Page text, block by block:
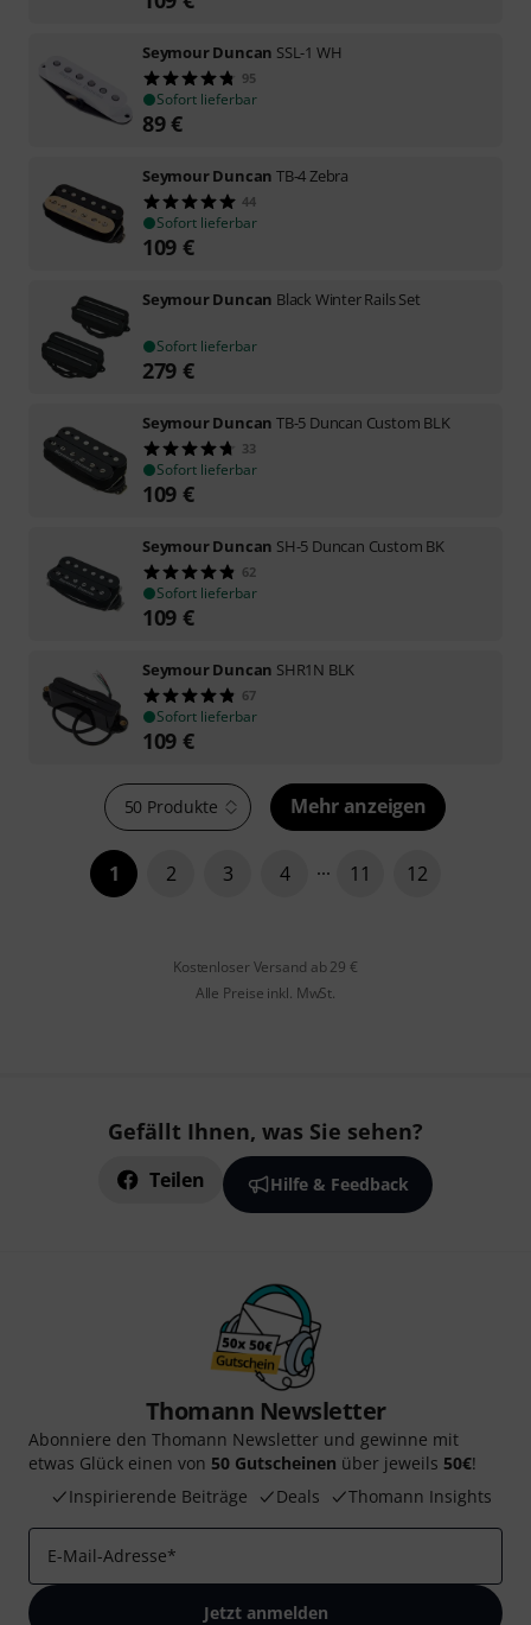
Seymour Duncan SSL-1 WH
95
Sofort lieferbar
89€
Seymour Duncan TB-4 Zebra
44
Sofort lieferbar
109 €
Seymour Duncan Black Winter Rails Set
Sofort lieferbar
279 €
Seymour Duncan TB-5 Duncan Custom BLK
33
Sofort lieferbar
109 €
Seymour Duncan SH-5 Duncan Custom BK
62
Sofort lieferbar
109 €
Seymour Duncan SHR1N BLK
67
Sofort lieferbar
109 €
50 Produkte Mehr anzeigen
1 2 3 4 11 12
Kostenloser Versand ab 29 €
Alle Preise inkl. MwSt.
Gefällt Ihnen, was Sie sehen?
Teilen Hilfe & Feedback
Thomann Newsletter
Abonniere den Thomann Newsletter und gewinne mit
etwas Glück einen von 50 Gutscheinen über jeweils 50€!
Inspirierende Beiträge
Deals Thomann Insights
E-Mail-Adresse*
Jetzt anmelden